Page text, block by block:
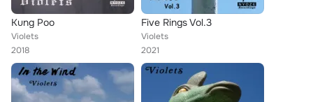
Kung Poo
Violets
2018
Five Rings Vol.3
Violets
2021